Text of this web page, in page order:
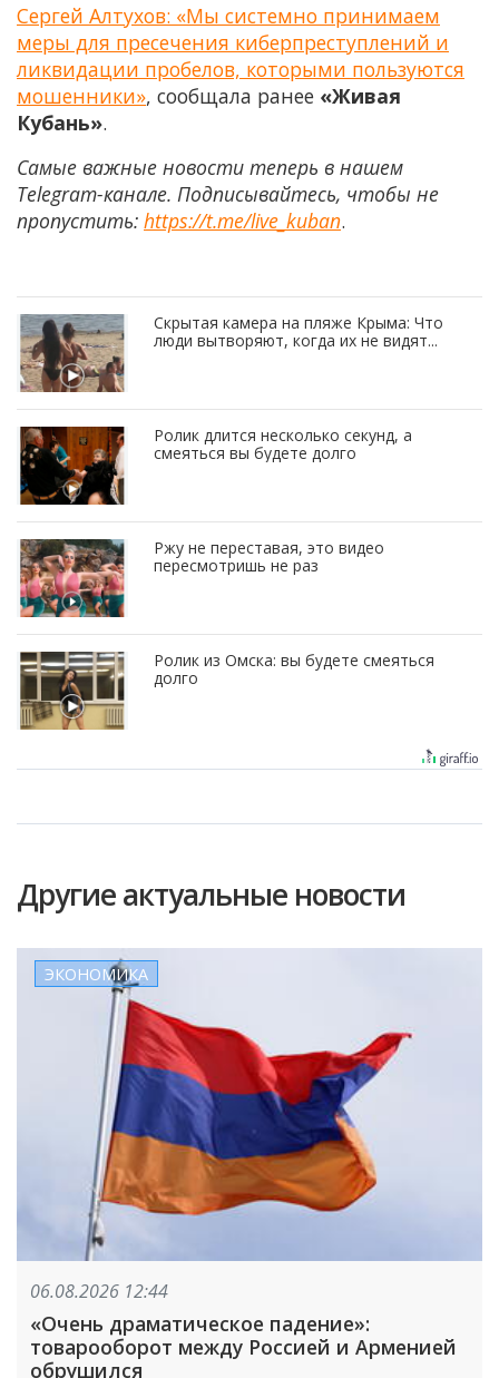
Сергей Алтухов: «Мы системно принимаем
меры для пресечения киберпреступлений и
ликвидации пробелов, которыми пользуются
мошенники», сообщала ранее «Живая
Кубань».
Самые важные новости теперь в нашем
Telegram-канале. Подписывайтесь, чтобы не
пропустить: https://t.me/live_kuban.
Скрытая камера на пляже Крыма: Что
люди вытворяют, когда их не видят...
Ролик длится несколько секунд, а
смеяться вы будете долго
Ржу не переставая, это видео
пересмотришь не раз
Ролик из Омска: вы будете смеяться
долго
Другие актуальные новости
ЭКОНОМИКА
06.08.2026 12:44
«Очень драматическое падение»:
товарооборот между Россией и Арменией
обрушился